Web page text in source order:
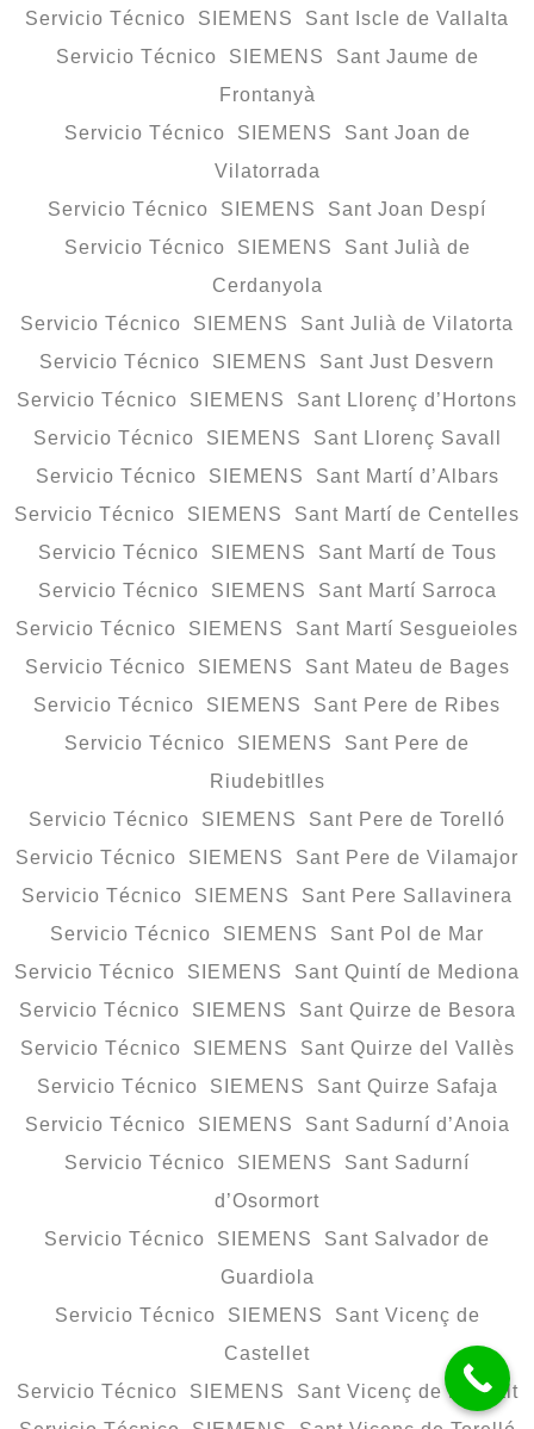
Servicio Técnico SIEMENS Sant Iscle de Vallalta
Servicio Técnico SIEMENS Sant Jaume de
Frontanyà
Servicio Técnico SIEMENS Sant Joan de
Vilatorrada
Servicio Técnico SIEMENS Sant Joan Despí
Servicio Técnico SIEMENS Sant Julià de
Cerdanyola
Servicio Técnico SIEMENS Sant Julià de Vilatorta
Servicio Técnico SIEMENS Sant Just Desvern
Servicio Técnico SIEMENS Sant Llorenç d’Hortons
Servicio Técnico SIEMENS Sant Llorenç Savall
Servicio Técnico SIEMENS Sant Martí d’Albars
Servicio Técnico SIEMENS Sant Martí de Centelles
Servicio Técnico SIEMENS Sant Martí de Tous
Servicio Técnico SIEMENS Sant Martí Sarroca
Servicio Técnico SIEMENS Sant Martí Sesgueioles
Servicio Técnico SIEMENS Sant Mateu de Bages
Servicio Técnico SIEMENS Sant Pere de Ribes
Servicio Técnico SIEMENS Sant Pere de
Riudebitlles
Servicio Técnico SIEMENS Sant Pere de Torelló
Servicio Técnico SIEMENS Sant Pere de Vilamajor
Servicio Técnico SIEMENS Sant Pere Sallavinera
Servicio Técnico SIEMENS Sant Pol de Mar
Servicio Técnico SIEMENS Sant Quintí de Mediona
Servicio Técnico SIEMENS Sant Quirze de Besora
Servicio Técnico SIEMENS Sant Quirze del Vallès
Servicio Técnico SIEMENS Sant Quirze Safaja
Servicio Técnico SIEMENS Sant Sadurní d’Anoia
Servicio Técnico SIEMENS Sant Sadurní
d’Osormort
Servicio Técnico SIEMENS Sant Salvador de
Guardiola
Servicio Técnico SIEMENS Sant Vicenç de
Castellet
Servicio Técnico SIEMENS Sant Vicenç de Montalt